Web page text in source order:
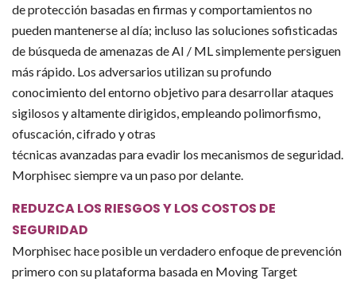
de protección basadas en firmas y comportamientos no
pueden mantenerse al día; incluso las soluciones sofisticadas
de búsqueda de amenazas de AI / ML simplemente persiguen
más rápido. Los adversarios utilizan su profundo
conocimiento del entorno objetivo para desarrollar ataques
sigilosos y altamente dirigidos, empleando polimorfismo,
ofuscación, cifrado y otras
técnicas avanzadas para evadir los mecanismos de seguridad.
Morphisec siempre va un paso por delante.
REDUZCA LOS RIESGOS Y LOS COSTOS DE
SEGURIDAD
Morphisec hace posible un verdadero enfoque de prevención
primero con su plataforma basada en Moving Target